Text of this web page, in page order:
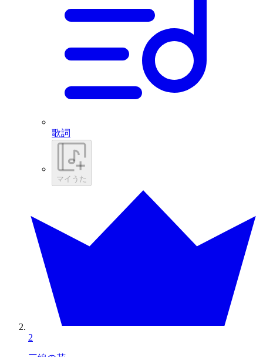
歌詞
マイうた
2